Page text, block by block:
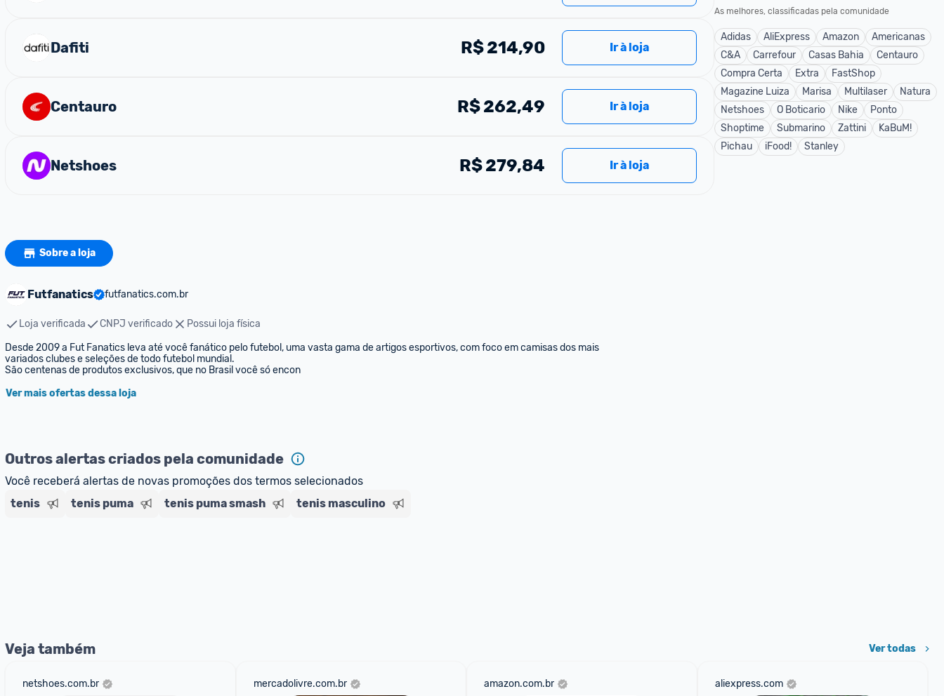
Dafiti R$214,90 Ir à loja
Centauro R$262,49 Ir à loja
Netshoes R$279,84 Ir à loja
Sobre a loja
Futfanatics futfanatics.com.br
Loja verificada CNPJ verificado
Possui loja física
Desde 2009 a Fut Fanatics leva até você fanático pelo futebol, uma vasta gama de artigos esportivos, com foco em camisas dos mais
variados clubes e seleções de todo futebol mundial.
São centenas de produtos exclusivos, que no Brasil você só encon
Ver mais ofertas dessa loja
Outros alertas criados pela comunidade
Você receberá alertas de novas promoções dos termos selecionados
tenis
tenis puma tenis puma smash tenis masculino
As melhores, classificadas pela comunidade
Adidas AliExpress Amazon
Americanas
C&A
Carrefour Casas Bahia
Centauro
Compra Certa
Extra
FastShop
Magazine Luiza
Marisa Multilaser
Natura
Netshoes
O Boticario Nike
Ponto
Shoptime
Submarino Zattini
KaBuM!
Pichau
iFood! Stanley
Veja também Ver todas
netshoes.com.br mercadolivre.com.br amazon.com.br aliexpress.com